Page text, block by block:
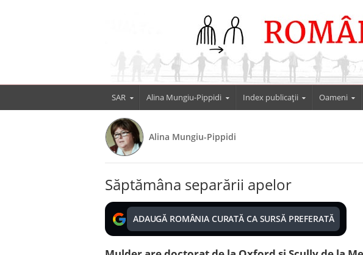
SAR Alina Mungiu-Pippidi Index publicații Oameni
Alina Mungiu-Pippidi
Săptămâna separării apelor
ADAUGĂ ROMÂNIA CURATĂ CA SURSĂ PREFERATĂ